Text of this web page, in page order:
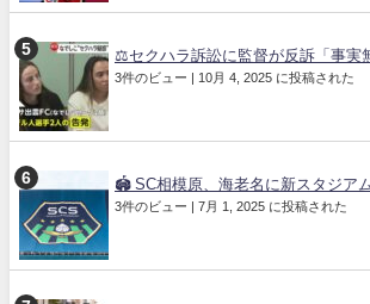
⚖️セクハラ訴訟に監督が反訴「事実
3件のビュー 10月 4, 2025 に投稿された
🏟️ SC相模原、海老名に新スタジア
3件のビュー 7月 1, 2025 に投稿された